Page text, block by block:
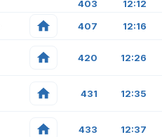
403 12:12
407 12:16
420 12:26
431 12:35
433 12:37